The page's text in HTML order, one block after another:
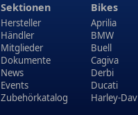
Sektionen
Hersteller
Händler
Mitglieder
Dokumente
News
Events
Zubehörkatalog
Bikes
Aprilia
BMW
Buell
Cagiva
Derbi
Ducati
Harley-